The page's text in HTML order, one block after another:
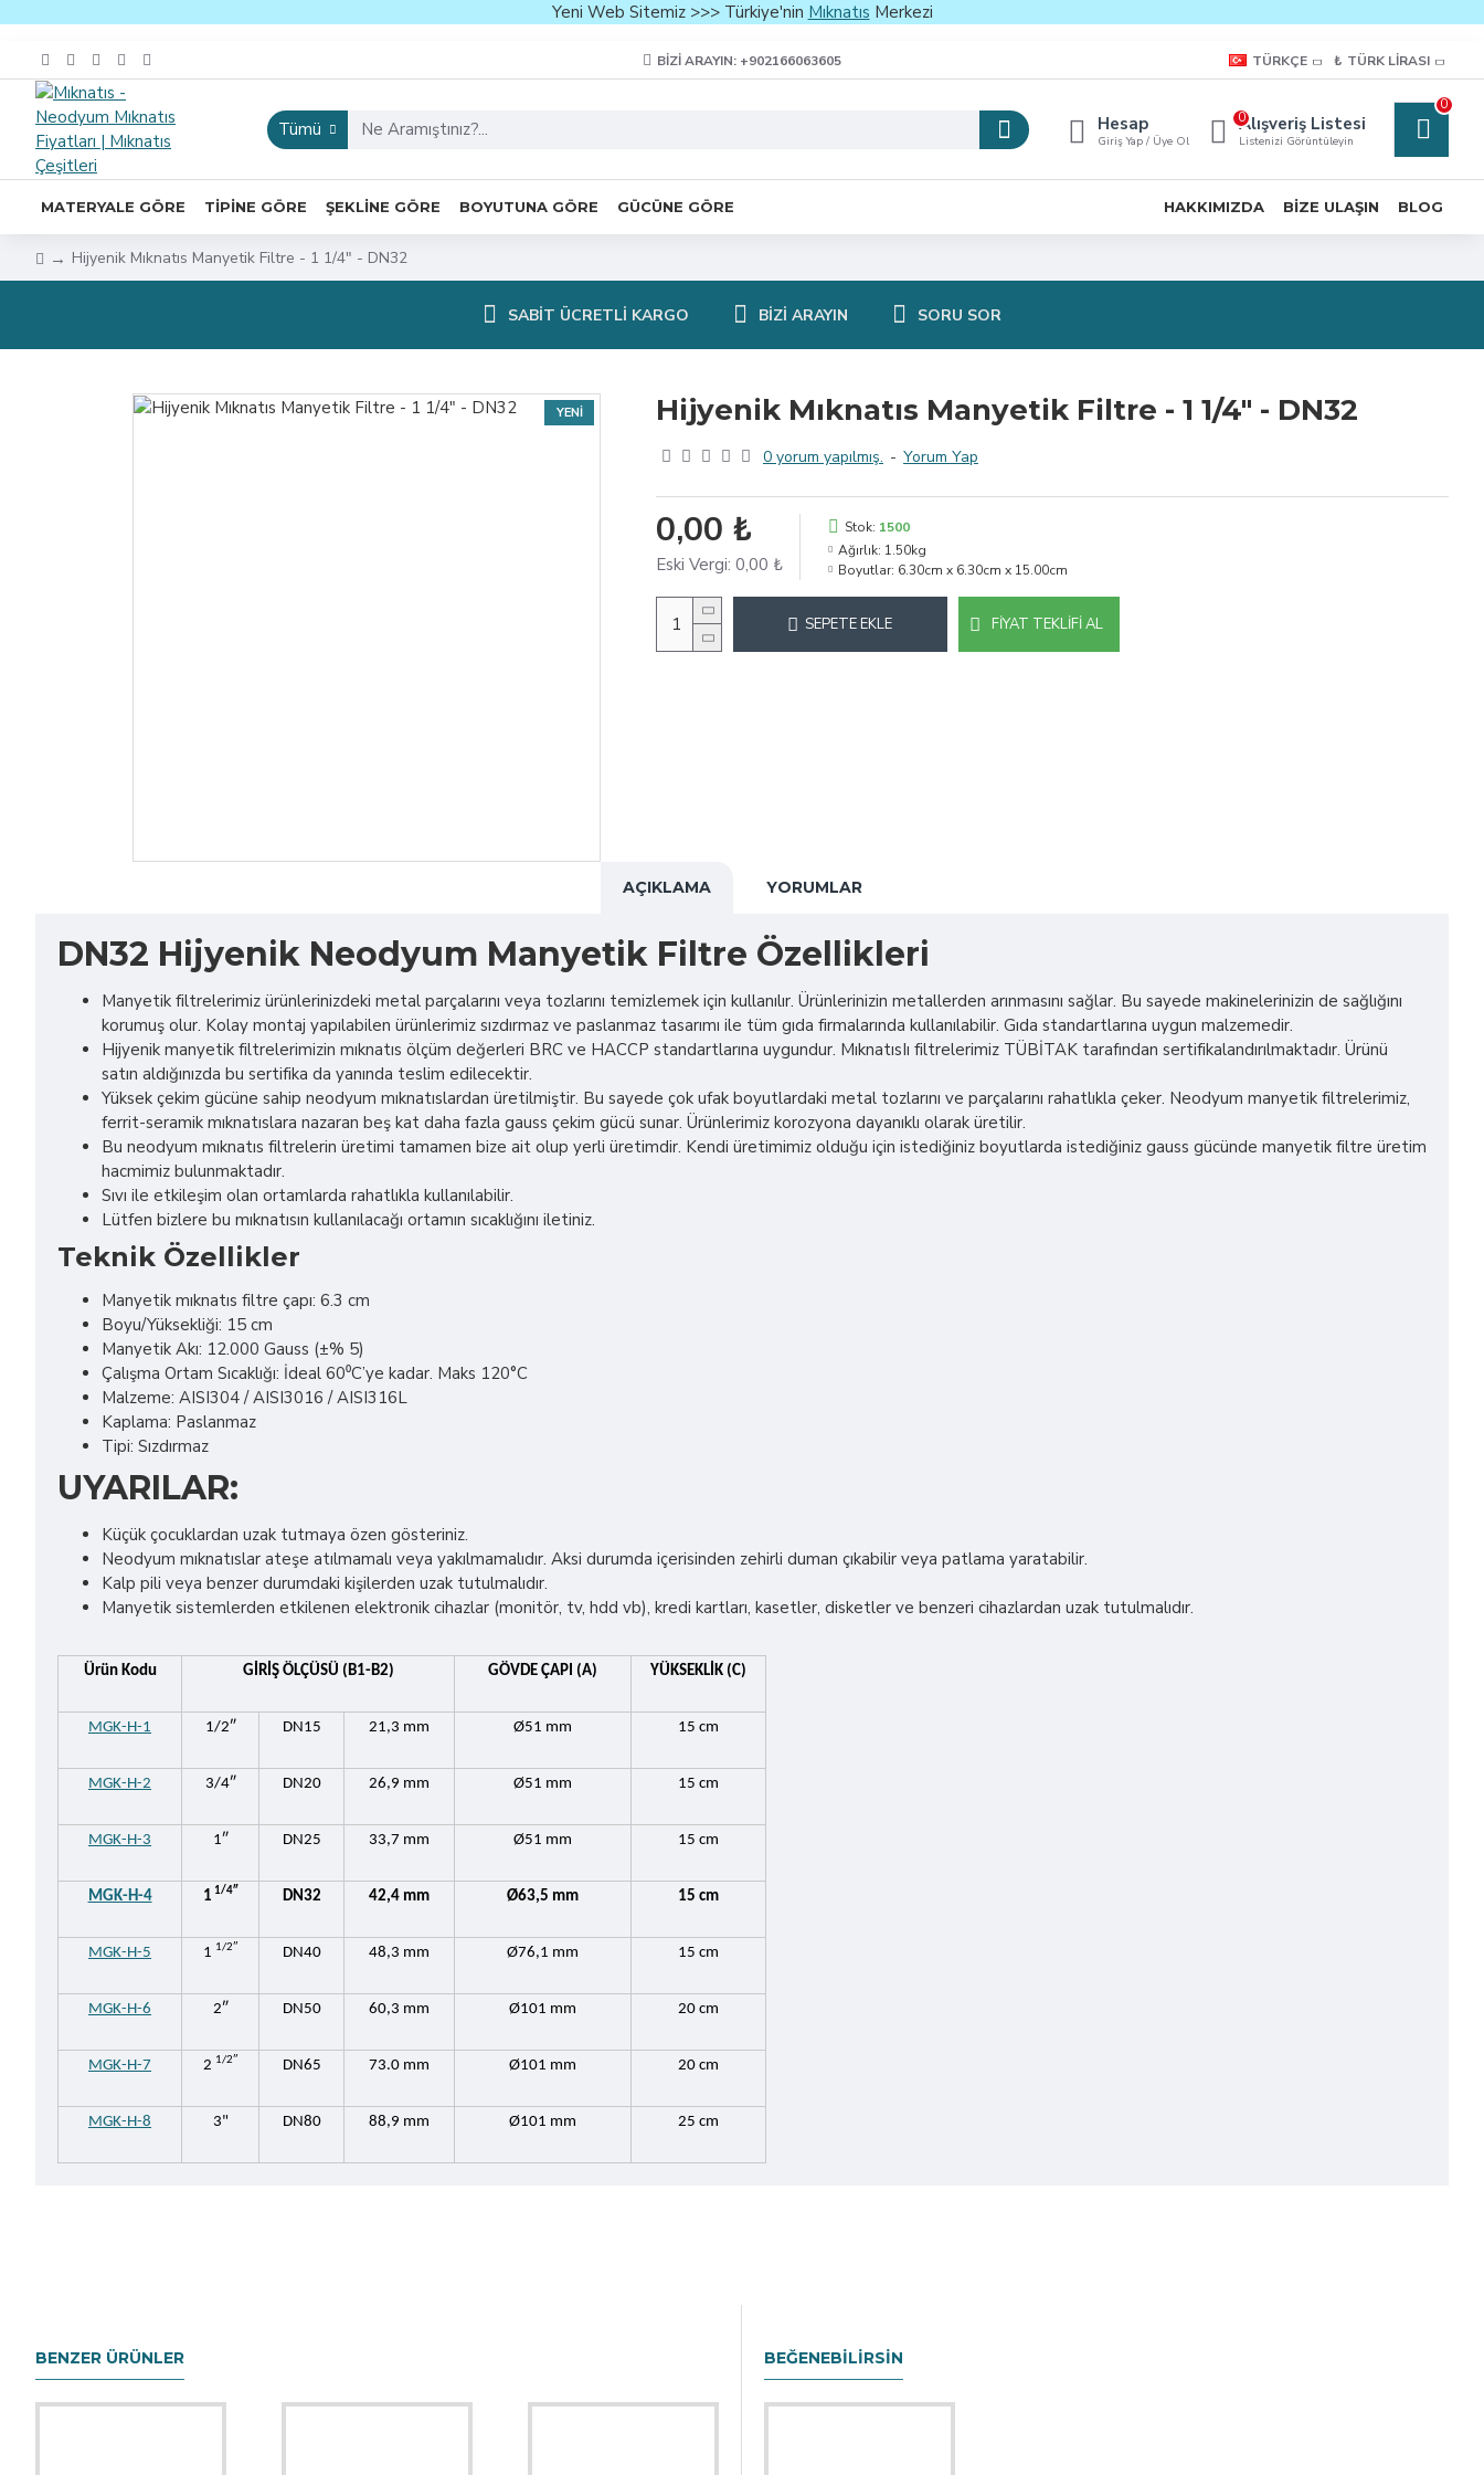
Yeni Web Sitemiz >>> Türkiye'nin Mıknatıs Merkezi
BIZI ARAYIN: +902166063605 TÜRKÇE ₺ TÜRK LIRASI
Tümü Hesap
Giriş Yap / Üye Ol
Alışveriş Listesi
Listenizi Görüntüleyin
0
0
MATERYALE GÖRE TIPINE GÖRE ŞEKLINE GÖRE BOYUTUNA GÖRE GÜCÜNE GÖRE HAKKIMIZDA BIZE ULAŞIN BLOG
Hijyenik Mıknatıs Manyetik Filtre - 1 1/4″ - DN32
SABIT ÜCRETLI KARGO BIZI ARAYIN SORU SOR
YENI Hijyenik Mıknatıs Manyetik Filtre - 1 1/4″ - DN32
0 yorum yapılmış. - Yorum Yap
0,00 ₺
Eski Vergi: 0,00 ₺
Stok: 1500
Ağırlık: 1.50kg
Boyutlar: 6.30cm x 6.30cm x 15.00cm
SEPETE EKLE FIYAT TEKLIFI AL
AÇIKLAMA YORUMLAR
DN32 Hijyenik Neodyum Manyetik Filtre Özellikleri
Manyetik filtrelerimiz ürünlerinizdeki metal parçalarını veya tozlarını temizlemek için kullanılır. Ürünlerinizin metallerden arınmasını sağlar. Bu sayede makinelerinizin de sağlığını
korumuş olur. Kolay montaj yapılabilen ürünlerimiz sızdırmaz ve paslanmaz tasarımı ile tüm gıda firmalarında kullanılabilir. Gıda standartlarına uygun malzemedir.
Hijyenik manyetik filtrelerimizin mıknatıs ölçüm değerleri BRC ve HACCP standartlarına uygundur. MıknatısIı filtrelerimiz TÜBİTAK tarafından sertifikalandırılmaktadır. Ürünü
satın aldığınızda bu sertifika da yanında teslim edilecektir.
Yüksek çekim gücüne sahip neodyum mıknatıslardan üretilmiştir. Bu sayede çok ufak boyutlardaki metal tozlarını ve parçalarını rahatlıkla çeker. Neodyum manyetik filtrelerimiz,
ferrit-seramik mıknatıslara nazaran beş kat daha fazla gauss çekim gücü sunar. Ürünlerimiz korozyona dayanıklı olarak üretilir.
Bu neodyum mıknatıs filtrelerin üretimi tamamen bize ait olup yerli üretimdir. Kendi üretimimiz olduğu için istediğiniz boyutlarda istediğiniz gauss gücünde manyetik filtre üretim
hacmimiz bulunmaktadır.
Sıvı ile etkileşim olan ortamlarda rahatlıkla kullanılabilir.
Lütfen bizlere bu mıknatısın kullanılacağı ortamın sıcaklığını iletiniz.
Teknik Özellikler
Manyetik mıknatıs filtre çapı: 6.3 cm
Boyu/Yüksekliği: 15 cm
Manyetik Akı: 12.000 Gauss (±% 5)
Çalışma Ortam Sıcaklığı: İdeal 60⁰C’ye kadar. Maks 120°C
Malzeme: AISI304 / AISI3016 / AISI316L
Kaplama: Paslanmaz
Tipi: Sızdırmaz
UYARILAR:
Küçük çocuklardan uzak tutmaya özen gösteriniz.
Neodyum mıknatıslar ateşe atılmamalı veya yakılmamalıdır. Aksi durumda içerisinden zehirli duman çıkabilir veya patlama yaratabilir.
Kalp pili veya benzer durumdaki kişilerden uzak tutulmalıdır.
Manyetik sistemlerden etkilenen elektronik cihazlar (monitör, tv, hdd vb), kredi kartları, kasetler, disketler ve benzeri cihazlardan uzak tutulmalıdır.
Ürün Kodu GİRİŞ ÖLÇÜSÜ (B1-B2) GÖVDE ÇAPI (A) YÜKSEKLİK (C)
MGK-H-1 1/2″ DN15 21,3 mm Ø51 mm 15 cm
MGK-H-2 3/4″ DN20 26,9 mm Ø51 mm 15 cm
MGK-H-3 1″ DN25 33,7 mm Ø51 mm 15 cm
MGK-H-4 1 1/4″ DN32 42,4 mm Ø63,5 mm 15 cm
MGK-H-5 1 1/2″ DN40 48,3 mm Ø76,1 mm 15 cm
MGK-H-6 2″ DN50 60,3 mm Ø101 mm 20 cm
MGK-H-7 2 1/2″ DN65 73.0 mm Ø101 mm 20 cm
MGK-H-8 3" DN80 88,9 mm Ø101 mm 25 cm
BENZER ÜRÜNLER BEĞENEBILIRSIN